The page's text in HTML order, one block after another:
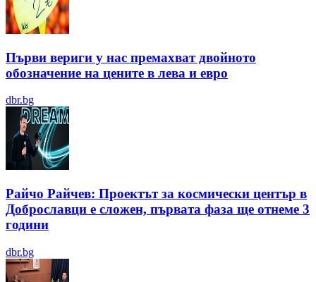
Първи вериги у нас премахват двойното
обозначение на цените в лева и евро
dbr.bg
Райчо Райчев: Проектът за космически център в
Доброславци е сложен, първата фаза ще отнеме 3
години
dbr.bg